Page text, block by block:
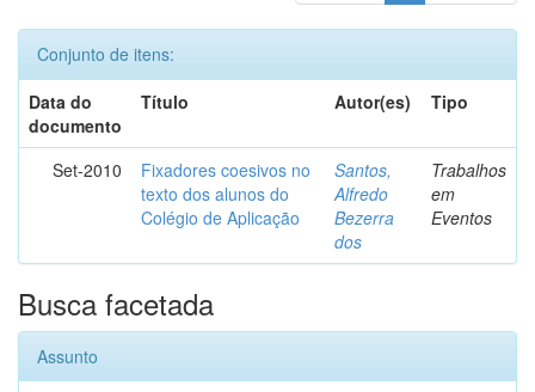
Conjunto de itens:
Data do
documento
Título Autor(es) Tipo
Set-2010
Fixadores coesivos no
texto dos alunos do
Colégio de Aplicação
Santos,
Alfredo
Bezerra
dos
Trabalhos
em
Eventos
Busca facetada
Assunto